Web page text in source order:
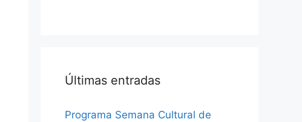
Últimas entradas
Programa Semana Cultural de